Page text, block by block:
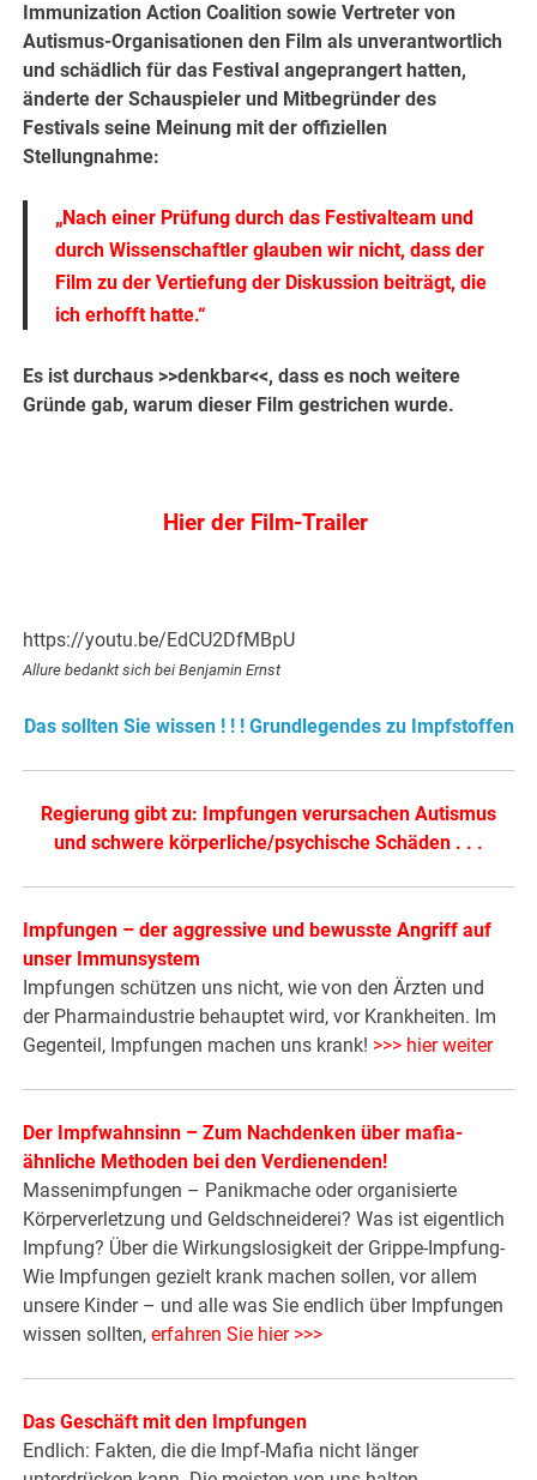
Immunization Action Coalition sowie Vertreter von
Autismus-Organisationen den Film als unverantwortlich
und schädlich für das Festival angeprangert hatten,
änderte der Schauspieler und Mitbegründer des
Festivals seine Meinung mit der offiziellen
Stellungnahme:
„Nach einer Prüfung durch das Festivalteam und
durch Wissenschaftler glauben wir nicht, dass der
Film zu der Vertiefung der Diskussion beiträgt, die
ich erhofft hatte.“
Es ist durchaus >>denkbar<<, dass es noch weitere
Gründe gab, warum dieser Film gestrichen wurde.
Hier der Film-Trailer
https://youtu.be/EdCU2DfMBpU
Allure bedankt sich bei Benjamin Ernst
Das sollten Sie wissen ! ! ! Grundlegendes zu Impfstoffen
Regierung gibt zu: Impfungen verursachen Autismus
und schwere körperliche/psychische Schäden . . .
Impfungen – der aggressive und bewusste Angriff auf
unser Immunsystem
Impfungen schützen uns nicht, wie von den Ärzten und
der Pharmaindustrie behauptet wird, vor Krankheiten. Im
Gegenteil, Impfungen machen uns krank! >>> hier weiter
Der Impfwahnsinn – Zum Nachdenken über mafia-
ähnliche Methoden bei den Verdienenden!
Massenimpfungen – Panikmache oder organisierte
Körperverletzung und Geldschneiderei? Was ist eigentlich
Impfung? Über die Wirkungslosigkeit der Grippe-Impfung-
Wie Impfungen gezielt krank machen sollen, vor allem
unsere Kinder – und alle was Sie endlich über Impfungen
wissen sollten,erfahren Sie hier >>>
Das Geschäft mit den Impfungen
Endlich: Fakten, die die Impf-Mafia nicht länger